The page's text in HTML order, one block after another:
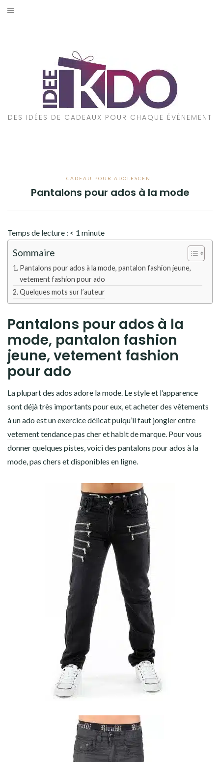
Aller
DES IDÉES DE CADEAUX POUR CHAQUE ÉVÉNEMENT
CADEAU POUR ADOLESCENT
Pantalons pour ados à la mode
Temps de lecture : < 1 minute
Sommaire
Pantalons pour ados à la mode, pantalon fashion jeune,
vetement fashion pour ado
Quelques mots sur l’auteur
Pantalons pour ados à la
mode, pantalon fashion
jeune, vetement fashion
pour ado
La plupart des ados adore la mode. Le style et l’apparence
sont déjà très importants pour eux, et acheter des vêtements
à un ado est un exercice délicat puiqu’il faut jongler entre
vetement tendance pas cheret habit de marque. Pour vous
donner quelques pistes, voici des pantalons pour ados à la
mode, pas chers et disponibles en ligne.
CADEAUX PAR STYLE
POUR QUI EST CE CADEAU ?
A PROPOS